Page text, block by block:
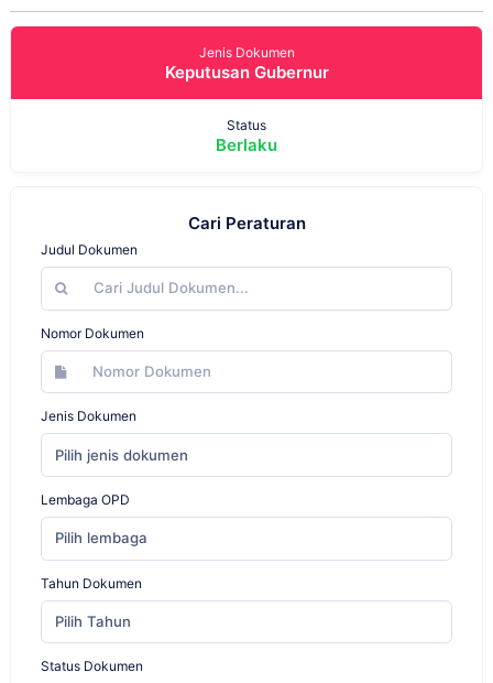
Jenis Dokumen
Keputusan Gubernur
Status
Berlaku
Cari Peraturan
Judul Dokumen
Nomor Dokumen
Jenis Dokumen
Pilih jenis dokumen
Lembaga OPD
Pilih lembaga
Tahun Dokumen
Pilih Tahun
Status Dokumen